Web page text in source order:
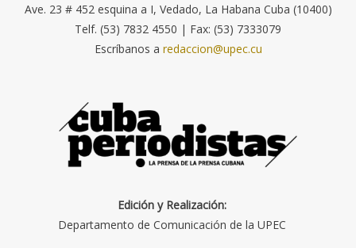
Ave. 23 # 452 esquina a I, Vedado, La Habana Cuba (10400)
Telf. (53) 7832 4550 | Fax: (53) 7333079
Escríbanos a redaccion@upec.cu
Edición y Realización:
Departamento de Comunicación de la UPEC